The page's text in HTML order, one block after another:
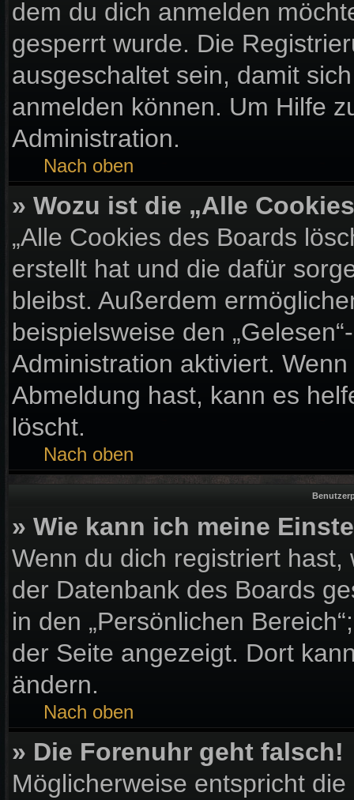
dem du dich anmelden
gesperrt wurde. Die
ausgeschaltet sein, damit
anmelden können. Um Hilfe
Administration.
Nach oben
» Wozu ist die „Alle
„Alle Cookies des Boards
erstellt hat und die dafür
bleibst. Außerdem
beispielsweise den
Administration aktiviert.
Abmeldung hast, kann es
löscht.
Nach oben
» Wie kann ich meine
Wenn du dich registriert
der Datenbank des Boards
in den „Persönlichen
der Seite angezeigt. Dort
ändern.
Nach oben
» Die Forenuhr geht falsch!
Möglicherweise entspricht